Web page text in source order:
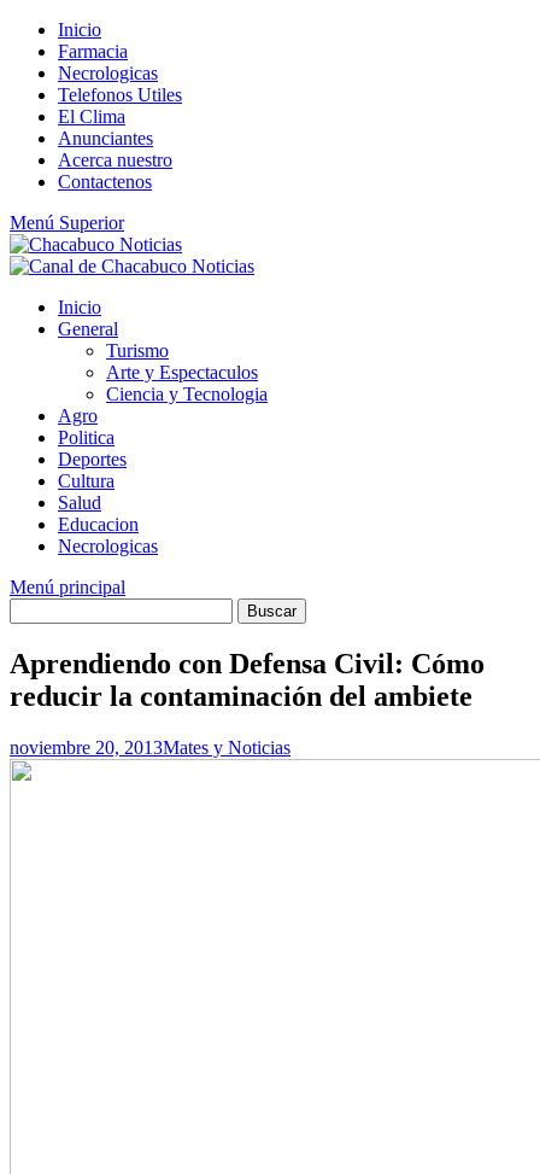
Saltar
contenido
Inicio
Farmacia
Necrologicas
Telefonos Utiles
El Clima
Anunciantes
Acerca nuestro
Contactenos
Menú Superior
Inicio
General
Turismo
Arte y Espectaculos
Ciencia y Tecnologia
Agro
Politica
Deportes
Cultura
Salud
Educacion
Necrologicas
Menú principal
Aprendiendo con Defensa Civil: Cómo
reducir la contaminación del ambiete
noviembre 20, 2013Mates y Noticias